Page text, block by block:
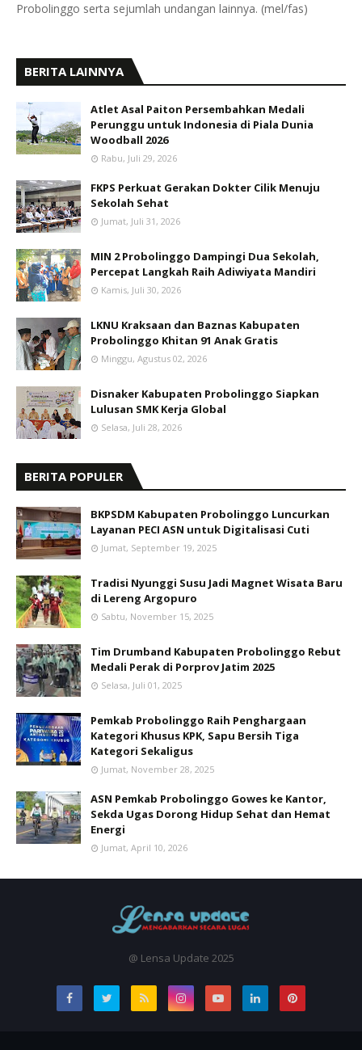
Probolinggo serta sejumlah undangan lainnya. (mel/fas)
BERITA LAINNYA
Atlet Asal Paiton Persembahkan Medali
Perunggu untuk Indonesia di Piala Dunia
Woodball 2026
Rabu, Juli 29, 2026
FKPS Perkuat Gerakan Dokter Cilik Menuju
Sekolah Sehat
Jumat, Juli 31, 2026
MIN 2 Probolinggo Dampingi Dua Sekolah,
Percepat Langkah Raih Adiwiyata Mandiri
Kamis, Juli 30, 2026
LKNU Kraksaan dan Baznas Kabupaten
Probolinggo Khitan 91 Anak Gratis
Minggu, Agustus 02, 2026
Disnaker Kabupaten Probolinggo Siapkan
Lulusan SMK Kerja Global
Selasa, Juli 28, 2026
BERITA POPULER
BKPSDM Kabupaten Probolinggo Luncurkan
Layanan PECI ASN untuk Digitalisasi Cuti
Jumat, September 19, 2025
Tradisi Nyunggi Susu Jadi Magnet Wisata Baru
di Lereng Argopuro
Sabtu, November 15, 2025
Tim Drumband Kabupaten Probolinggo Rebut
Medali Perak di Porprov Jatim 2025
Selasa, Juli 01, 2025
Pemkab Probolinggo Raih Penghargaan
Kategori Khusus KPK, Sapu Bersih Tiga
Kategori Sekaligus
Jumat, November 28, 2025
ASN Pemkab Probolinggo Gowes ke Kantor,
Sekda Ugas Dorong Hidup Sehat dan Hemat
Energi
Jumat, April 10, 2026
@ Lensa Update 2025